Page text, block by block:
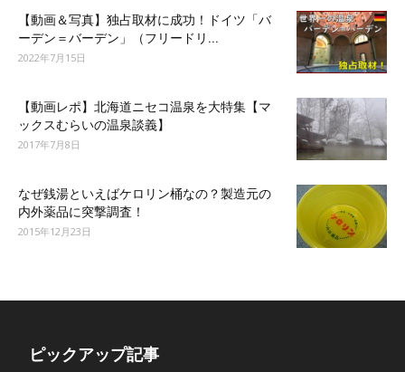
【動画＆写真】独占取材に成功！ドイツ「バ
ーデン＝バーデン」（フリードリ...
2022年7月15日
【動画レポ】北海道ニセコ温泉を大特集【マ
ックスむらいの温泉談義】
2017年7月8日
なぜ銭湯といえばケロリン桶なの？製造元の
内外薬品に突撃調査！
2015年12月23日
ピックアップ記事